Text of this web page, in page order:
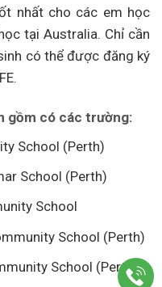
nhất cho các em học
tại Australia. Chỉ cần
có thể được đăng ký
gồm có các trường:
School (Perth)
School (Perth)
School
School (Perth)
School (Perth)